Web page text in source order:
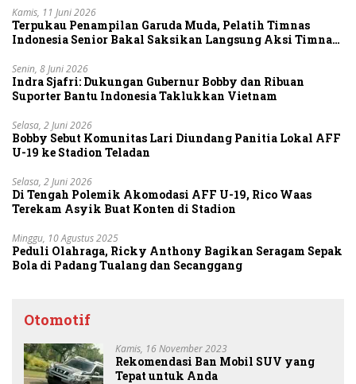
Kamis, 11 Juni 2026
Terpukau Penampilan Garuda Muda, Pelatih Timnas
Indonesia Senior Bakal Saksikan Langsung Aksi Timnas
Senin, 8 Juni 2026
Indra Sjafri: Dukungan Gubernur Bobby dan Ribuan
Suporter Bantu Indonesia Taklukkan Vietnam
Selasa, 2 Juni 2026
Bobby Sebut Komunitas Lari Diundang Panitia Lokal AFF
U-19 ke Stadion Teladan
Selasa, 2 Juni 2026
Di Tengah Polemik Akomodasi AFF U-19, Rico Waas
Terekam Asyik Buat Konten di Stadion
Minggu, 10 Agustus 2025
Peduli Olahraga, Ricky Anthony Bagikan Seragam Sepak
Bola di Padang Tualang dan Secanggang
Otomotif
Kamis, 16 November 2023
Rekomendasi Ban Mobil SUV yang
Tepat untuk Anda